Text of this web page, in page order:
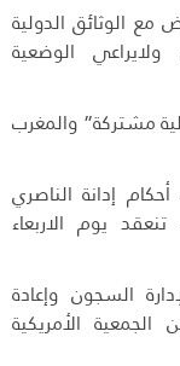
الوثائق الدولية
الوضعية
مشتركة” والمغرب
إدانة الناصري
يوم الاربعاء
السجون وإعادة
الأمريكية